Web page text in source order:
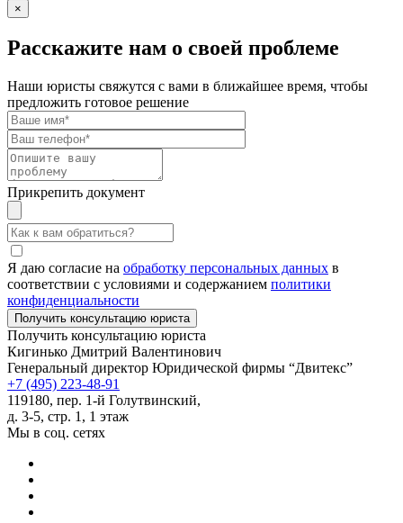
×
Расскажите нам о своей проблеме
Наши юристы свяжутся с вами в ближайшее время, чтобы
предложить готовое решение
Прикрепить документ
Я даю согласие на обработку персональных данных в
соответствии с условиями и содержанием политики
конфиденциальности
Получить консультацию юриста
Кигинько Дмитрий Валентинович
Генеральный директор Юридической фирмы “Двитекс”
+7 (495) 223-48-91
119180, пер. 1-й Голутвинский,
д. 3-5, стр. 1, 1 этаж
Мы в соц. сетях